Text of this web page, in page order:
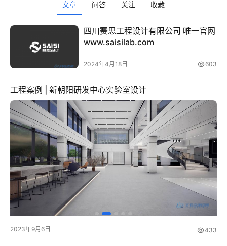
首
页
务
文章 问答 关注 收藏
四川赛思工程设计有限公司 唯一官网
www.saisilab.com
2024年4月18日 603
工程案例 | 新朝阳研发中心实验室设计
2023年9月6日 433